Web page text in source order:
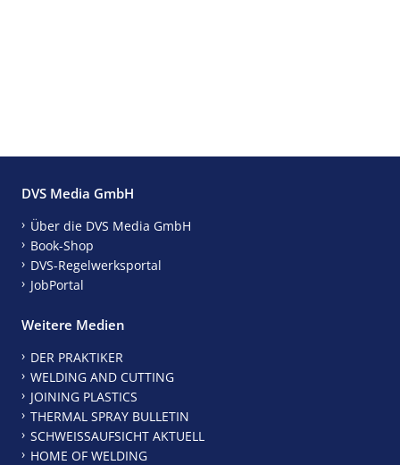
DVS Media GmbH
Über die DVS Media GmbH
Book-Shop
DVS-Regelwerksportal
JobPortal
Weitere Medien
DER PRAKTIKER
WELDING AND CUTTING
JOINING PLASTICS
THERMAL SPRAY BULLETIN
SCHWEISSAUFSICHT AKTUELL
HOME OF WELDING